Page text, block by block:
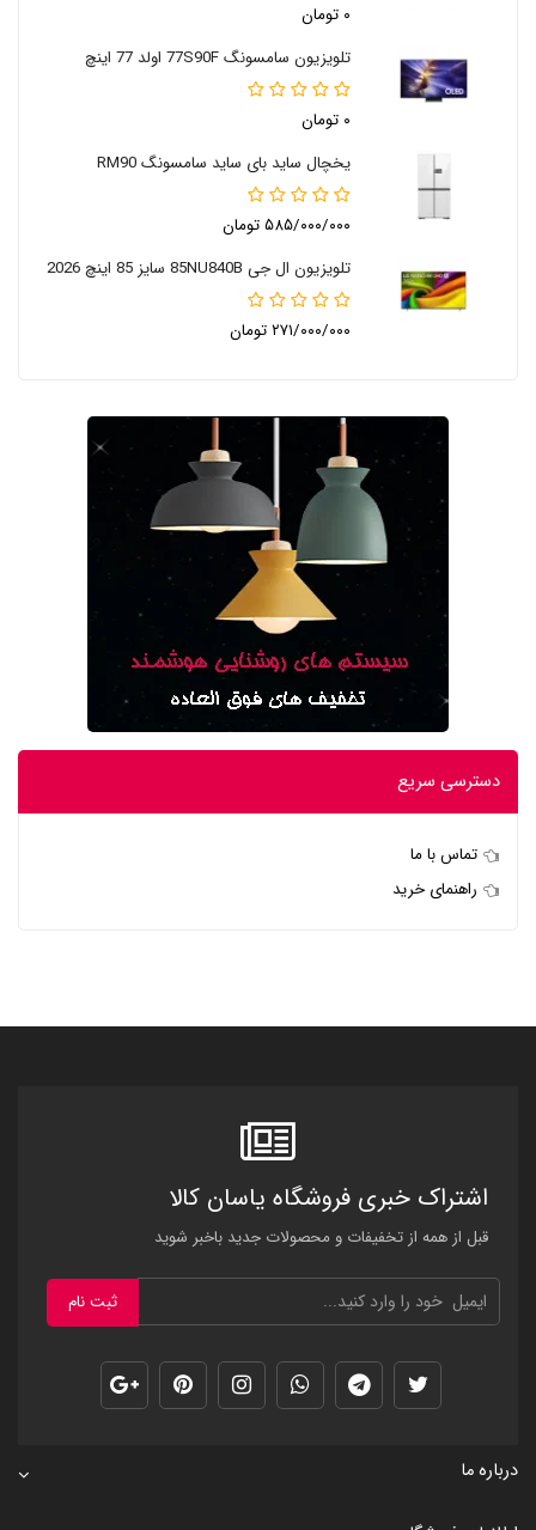
۰ تومان
تلویزیون سامسونگ 77S90F اولد 77 اینچ
۰ تومان
یخچال ساید بای ساید سامسونگ RM90
۵۸۵/۰۰۰/۰۰۰ تومان
تلویزیون ال جی 85NU840B سایز 85 اینچ 2026
۲۷۱/۰۰۰/۰۰۰ تومان
دسترسی سریع
تماس با ما
راهنمای خرید
اشتراک خبری فروشگاه یاسان کالا
قبل از همه از تخفیفات و محصولات جدید باخبر شوید
ثبت نام
درباره ما